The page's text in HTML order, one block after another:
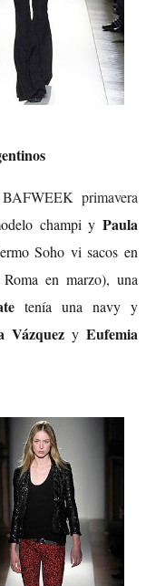
BAFWEEK primavera
champi yPaula
Soho vi sacos en
en marzo), una
tenía una navy y
VázquezyEufemia